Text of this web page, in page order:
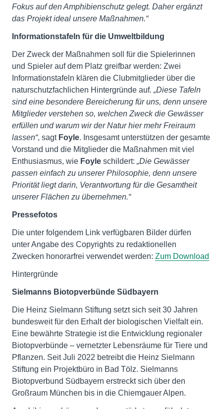
Fokus auf den Amphibienschutz gelegt. Daher ergänzt
das Projekt ideal unsere Maßnahmen.“
Informationstafeln für die Umweltbildung
Der Zweck der Maßnahmen soll für die Spielerinnen
und Spieler auf dem Platz greifbar werden: Zwei
Informationstafeln klären die Clubmitglieder über die
naturschutzfachlichen Hintergründe auf. „Diese Tafeln
sind eine besondere Bereicherung für uns, denn unsere
Mitglieder verstehen so, welchen Zweck die Gewässer
erfüllen und warum wir der Natur hier mehr Freiraum
lassen“, sagt Foyle. Insgesamt unterstützen der gesamte
Vorstand und die Mitglieder die Maßnahmen mit viel
Enthusiasmus, wie Foyle schildert: „Die Gewässer
passen einfach zu unserer Philosophie, denn unsere
Priorität liegt darin, Verantwortung für die Gesamtheit
unserer Flächen zu übernehmen.“
Pressefotos
Die unter folgendem Link verfügbaren Bilder dürfen
unter Angabe des Copyrights zu redaktionellen
Zwecken honorarfrei verwendet werden: Zum Download
Hintergründe
Sielmanns Biotopverbünde Südbayern
Die Heinz Sielmann Stiftung setzt sich seit 30 Jahren
bundesweit für den Erhalt der biologischen Vielfalt ein.
Eine bewährte Strategie ist die Entwicklung regionaler
Biotopverbünde – vernetzter Lebensräume für Tiere und
Pflanzen. Seit Juli 2022 betreibt die Heinz Sielmann
Stiftung ein Projekt­büro in Bad Tölz. Sielmanns
Biotopverbund Südbayern erstreckt sich über den
Großraum München bis in die Chiemgauer Alpen.